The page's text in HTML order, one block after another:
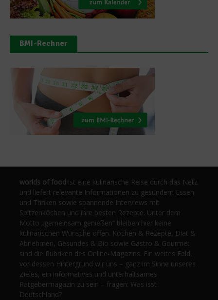
BMI-Rechner
worlds of food ist eine kulinarische Reise durch das Netz
und liefert relevante Informationen zu gesundem Essen
und Trinken sowie spannende Interviews mit
Spitzenköchen und ihre besten Rezepte. Unter dem
Motto „gemeinsam genießen“ bleiben hier keine
kulinarischen Wünsche offen. Kochen & Rezepte, Diät &
Abnehmen, Gesundes & Bio sowie Gastro & Gourmet
sind die Rubriken des Online-Magazins. Ein weites Feld,
vor dessen Hintergrund wir uns – ganz im Sinne unseres
Zieles, ein informatives und unterhaltsames
Ratgebermagazin zu sein – fragen: Was isst
Deutschland?